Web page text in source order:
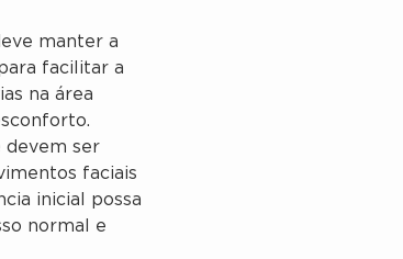
manter a
facilitar a
na área
devem ser
faciais
inicial possa
normal e